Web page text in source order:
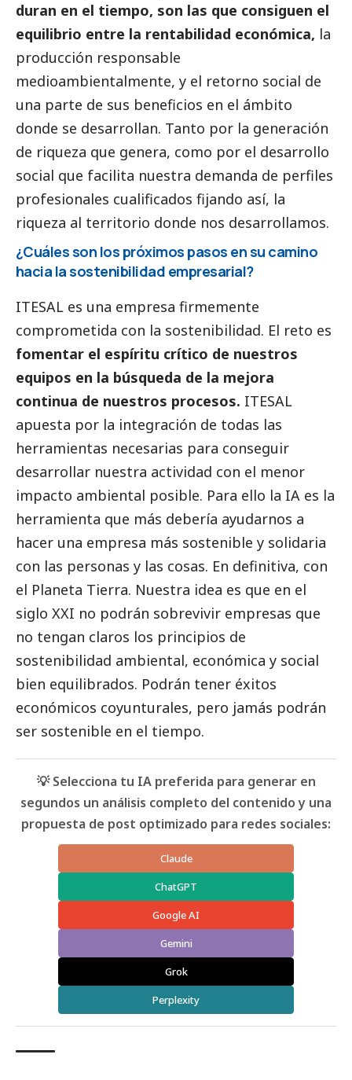
duran en el tiempo, son las que consiguen el
equilibrio entre la rentabilidad económica, la
producción responsable
medioambientalmente, y el retorno social de
una parte de sus beneficios en el ámbito
donde se desarrollan. Tanto por la generación
de riqueza que genera, como por el desarrollo
social que facilita nuestra demanda de perfiles
profesionales cualificados fijando así, la
riqueza al territorio donde nos desarrollamos.
¿Cuáles son los próximos pasos en su camino
hacia la sostenibilidad empresarial?
ITESAL es una empresa firmemente
comprometida con la sostenibilidad. El reto es
fomentar el espíritu crítico de nuestros
equipos en la búsqueda de la mejora
continua de nuestros procesos. ITESAL
apuesta por la integración de todas las
herramientas necesarias para conseguir
desarrollar nuestra actividad con el menor
impacto ambiental posible. Para ello la IA es la
herramienta que más debería ayudarnos a
hacer una empresa más sostenible y solidaria
con las personas y las cosas. En definitiva, con
el Planeta Tierra. Nuestra idea es que en el
siglo XXI no podrán sobrevivir empresas que
no tengan claros los principios de
sostenibilidad ambiental, económica y social
bien equilibrados. Podrán tener éxitos
económicos coyunturales, pero jamás podrán
ser sostenible en el tiempo.
💡 Selecciona tu IA preferida para generar en
segundos un análisis completo del contenido y una
propuesta de post optimizado para redes sociales:
Claude
ChatGPT
Google AI
Gemini
Grok
Perplexity